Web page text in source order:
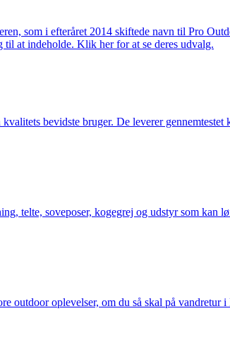
som i efteråret 2014 skiftede navn til Pro
at indeholde. Klik her for at se deres udvalg.
bevidste bruger. De leverer
telte, soveposer, kogegrej og udstyr som kan
outdoor oplevelser, om du så skal på